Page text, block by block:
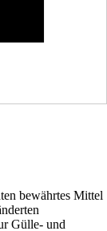
bewährtes Mittel
Gülle- und